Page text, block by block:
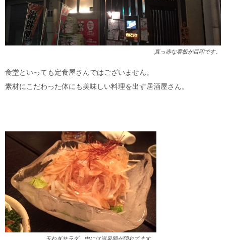
真っ赤な看板が目印です。
食堂といっても定食屋さんではございません。
素材にこだわった体にも美味しい料理を出す居酒屋さん。
玉ねぎサラダ。中には温泉卵が隠れてます。